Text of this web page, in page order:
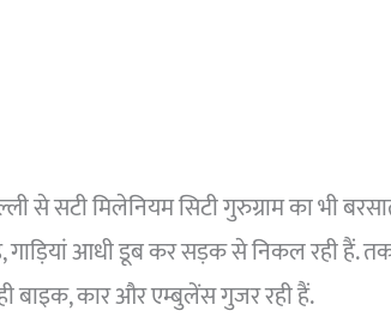
से सटी मिलेनियम सिटी गुरुग्राम का भी
आधी डूब कर सड़क से निकल रही हैं.
बाइक, कार और एम्बुलेंस गुजर रही हैं.